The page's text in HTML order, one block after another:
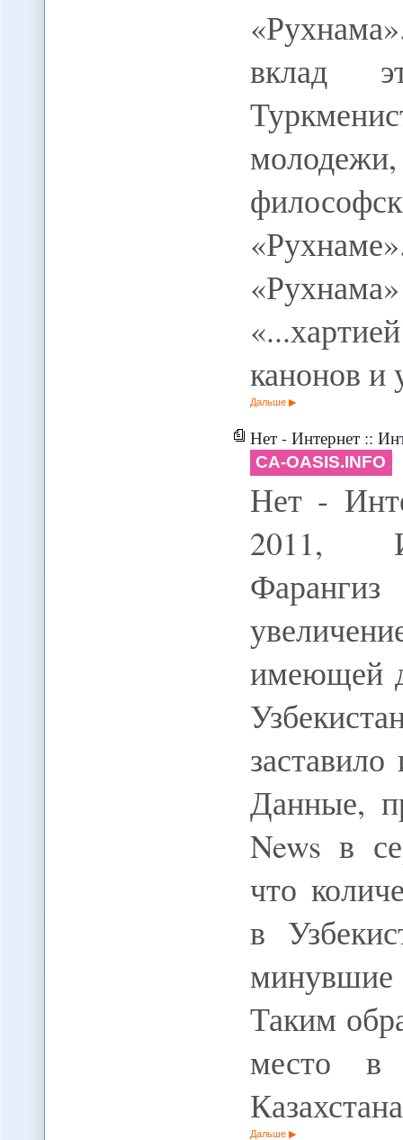
вклад
канонов
Дальше
Нет - Интернет ::
CA-OASIS.INFO
Нет -
2011,
имеющей
Данные,
News в
что
в
минувшие
Таким
место в
Дальше